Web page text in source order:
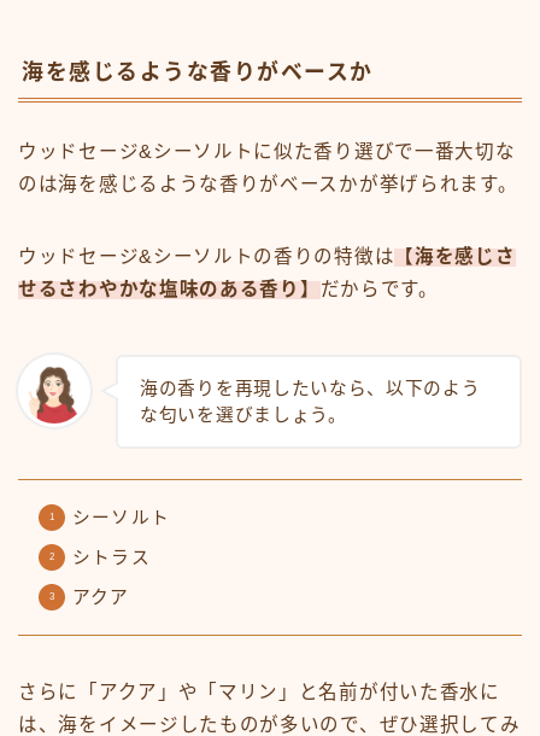
海を感じるような香りがベースか
ウッドセージ&シーソルトに似た香り選びで一番大切な
のは海を感じるような香りがベースかが挙げられます。
ウッドセージ&シーソルトの香りの特徴は 【海を感じさ
せるさわやかな塩味のある香り】 だからです。
海の香りを再現したいなら、以下のよう
な匂いを選びましょう。
シーソルト
シトラス
アクア
さらに「アクア」や「マリン」と名前が付いた香水に
は、海をイメージしたものが多いので、ぜひ選択してみ